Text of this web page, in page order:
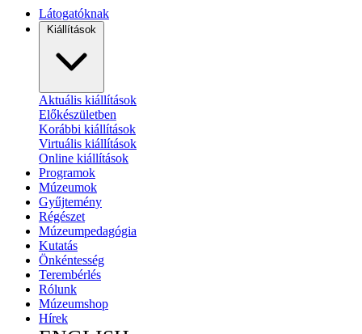
Látogatóknak
Kiállítások
Aktuális kiállítások
Előkészületben
Korábbi kiállítások
Virtuális kiállítások
Online kiállítások
Programok
Múzeumok
Gyűjtemény
Régészet
Múzeumpedagógia
Kutatás
Önkéntesség
Terembérlés
Rólunk
Múzeumshop
Hírek